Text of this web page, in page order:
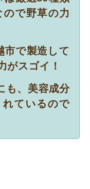
で野草の力
市で製造して
がスゴイ！
も、美容成分
れているので